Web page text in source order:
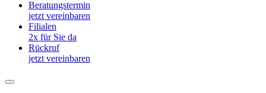
Beratungstermin
jetzt vereinbaren
Filialen
2x für Sie da
Rückruf
jetzt vereinbaren